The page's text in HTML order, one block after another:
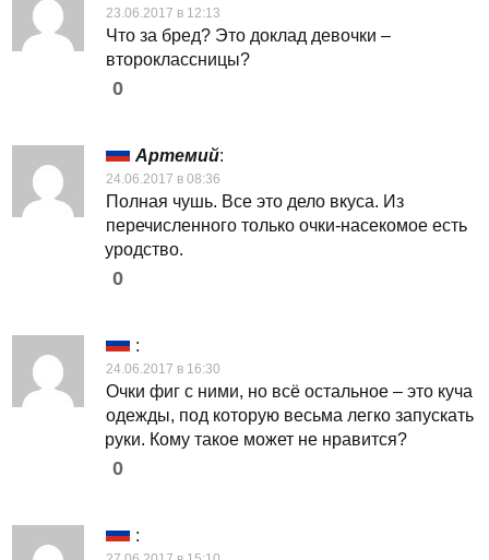
23.06.2017 в 12:13
Что за бред? Это доклад девочки –
второклассницы?
0
Артемий:
24.06.2017 в 08:36
Полная чушь. Все это дело вкуса. Из
перечисленного только очки-насекомое есть
уродство.
0
:
24.06.2017 в 16:30
Очки фиг с ними, но всё остальное – это куча
одежды, под которую весьма легко запускать
руки. Кому такое может не нравится?
0
: